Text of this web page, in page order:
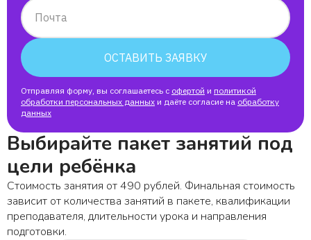
Почта
ОСТАВИТЬ ЗАЯВКУ
Отправляя форму, вы соглашаетесь с офертой и политикой
обработки персональных данных и даёте согласие на обработку
данных
Выбирайте пакет занятий под
цели ребёнка
Стоимость занятия от 490 рублей. Финальная стоимость
зависит от количества занятий в пакете, квалификации
преподавателя, длительности урока и направления
подготовки.